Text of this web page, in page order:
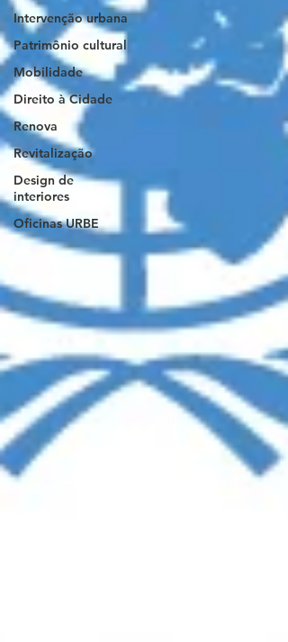
Intervenção urbana
Patrimônio cultural
Mobilidade
Direito à Cidade
Renova
Revitalização
Design de
interiores
Oficinas URBE